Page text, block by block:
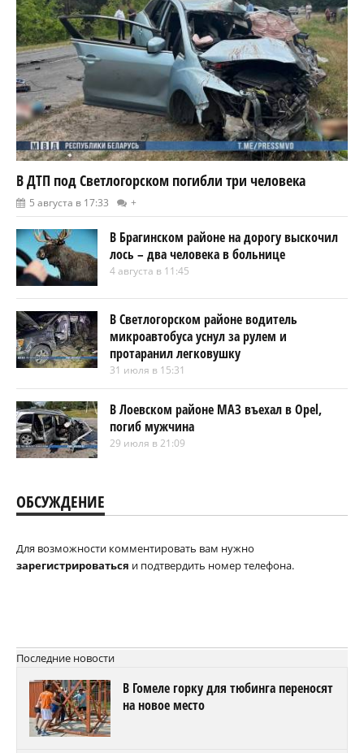
В ДТП под Светлогорском погибли три человека
5 августа в 17:33 +
В Брагинском районе на дорогу выскочил
лось – два человека в больнице
4 августа в 11:45
В Светлогорском районе водитель
микроавтобуса уснул за рулем и
протаранил легковушку
31 июля в 15:31
В Лоевском районе МАЗ въехал в Opel,
погиб мужчина
29 июля в 21:09
ОБСУЖДЕНИЕ
Для возможности комментировать вам нужно
зарегистрироваться и подтвердить номер телефона.
Последние новости
В Гомеле горку для тюбинга переносят
на новое место